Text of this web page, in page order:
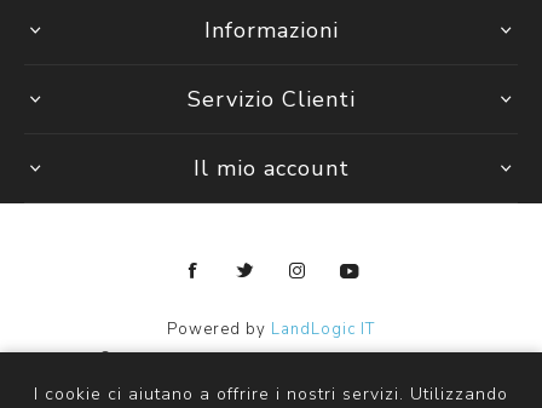
Informazioni
Servizio Clienti
Il mio account
Powered by LandLogic IT
Copyright © 2026 Janpy Kids ingrosso abbigliamento bambini.
Tutti i diritti riservati
I cookie ci aiutano a offrire i nostri servizi. Utilizzando